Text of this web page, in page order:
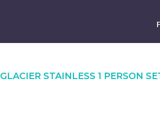
GLACIER STAINLESS 1 PERSON